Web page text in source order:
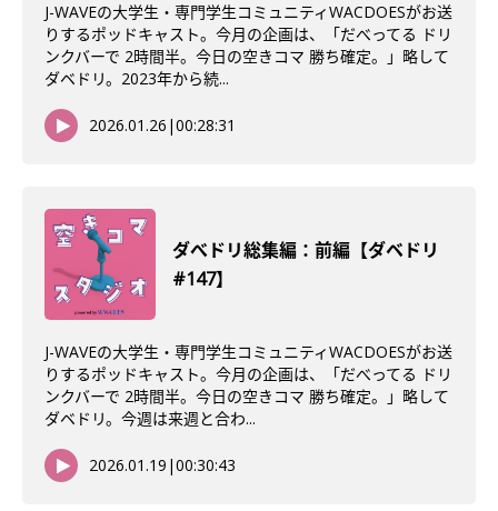
J-WAVEの大学生・専門学生コミュニティWACDOESがお送
りするポッドキャスト。今月の企画は、「だべってる ドリ
ンクバーで 2時間半。今日の空きコマ 勝ち確定。」略して
ダベドリ。2023年から続...
2026.01.26 |00:28:31
ダべドリ総集編：前編【ダベドリ
#147】
J-WAVEの大学生・専門学生コミュニティWACDOESがお送
りするポッドキャスト。今月の企画は、「だべってる ドリ
ンクバーで 2時間半。今日の空きコマ 勝ち確定。」略して
ダベドリ。今週は来週と合わ...
2026.01.19 |00:30:43